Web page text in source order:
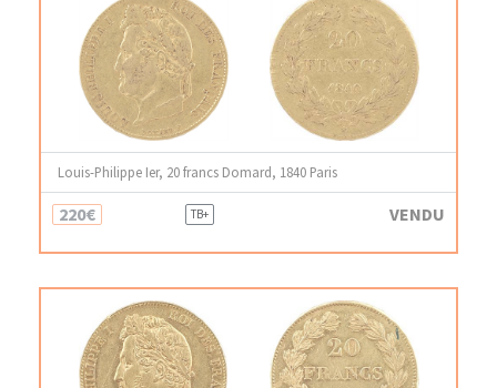
Louis-Philippe Ier, 20 francs Domard, 1840 Paris
220€ TB+ VENDU